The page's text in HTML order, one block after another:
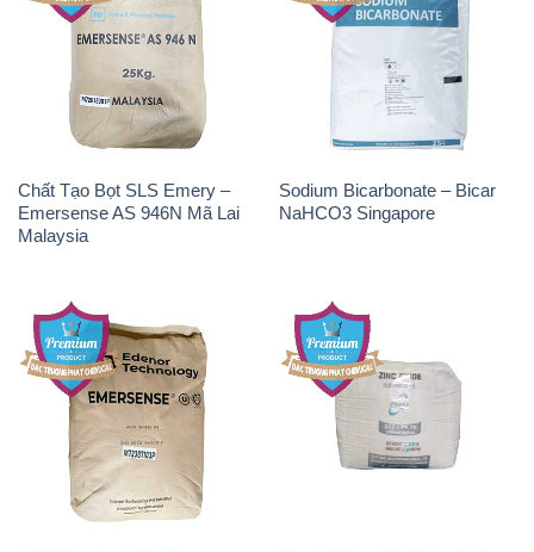
Chất Tạo Bọt SLS Emery –
Emersense AS 946N Mã Lai
Malaysia
Sodium Bicarbonate – Bicar
NaHCO3 Singapore